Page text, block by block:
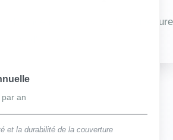
influencent vos travaux de couverture
an
et la durabilité de la couverture